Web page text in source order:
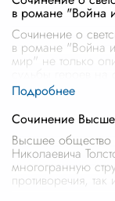
в романе "Война
Сочинение о
в романе "Война
мир" не только
Сочинение
Высшее
Николаевича
многогранную
противоречия, так